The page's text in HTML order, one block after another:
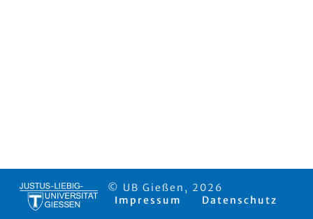
© UB Gießen, 2026
Impressum
Datenschutz